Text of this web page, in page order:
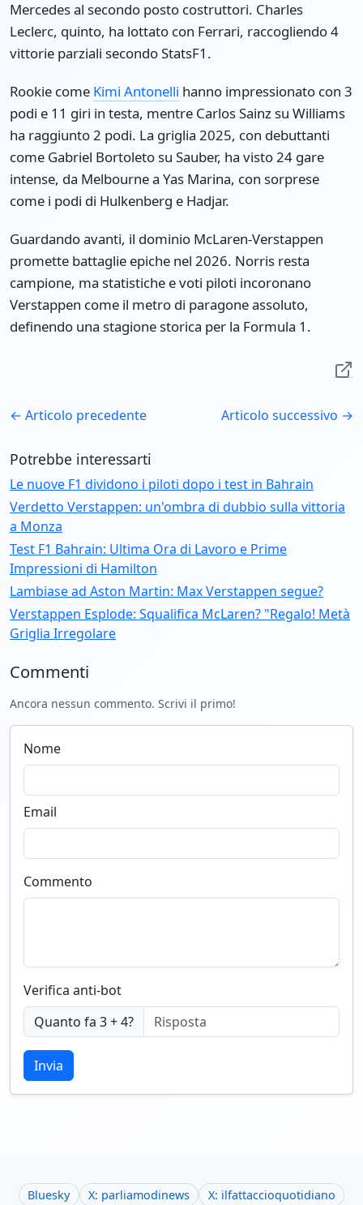
Mercedes al secondo posto costruttori. Charles
Leclerc, quinto, ha lottato con Ferrari, raccogliendo 4
vittorie parziali secondo StatsF1.
Rookie come Kimi Antonelli hanno impressionato con 3
podi e 11 giri in testa, mentre Carlos Sainz su Williams
ha raggiunto 2 podi. La griglia 2025, con debuttanti
come Gabriel Bortoleto su Sauber, ha visto 24 gare
intense, da Melbourne a Yas Marina, con sorprese
come i podi di Hulkenberg e Hadjar.
Guardando avanti, il dominio McLaren-Verstappen
promette battaglie epiche nel 2026. Norris resta
campione, ma statistiche e voti piloti incoronano
Verstappen come il metro di paragone assoluto,
definendo una stagione storica per la Formula 1.
← Articolo precedente Articolo successivo →
Potrebbe interessarti
Le nuove F1 dividono i piloti dopo i test in Bahrain
Verdetto Verstappen: un'ombra di dubbio sulla vittoria
a Monza
Test F1 Bahrain: Ultima Ora di Lavoro e Prime
Impressioni di Hamilton
Lambiase ad Aston Martin: Max Verstappen segue?
Verstappen Esplode: Squalifica McLaren? "Regalo! Metà
Griglia Irregolare
Commenti
Ancora nessun commento. Scrivi il primo!
Nome
Email
Commento
Verifica anti-bot
Quanto fa 3 + 4?
Invia
Bluesky X: parliamodinews X: ilfattaccioquotidiano